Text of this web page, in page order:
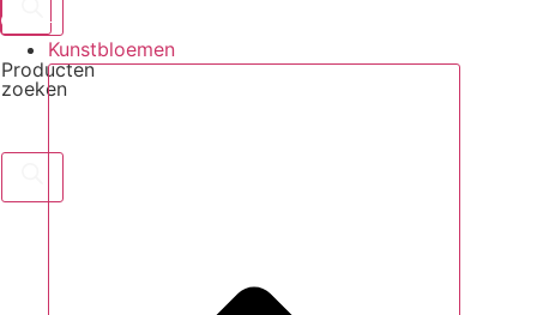
Producten
zoeken
Kunstbloemen